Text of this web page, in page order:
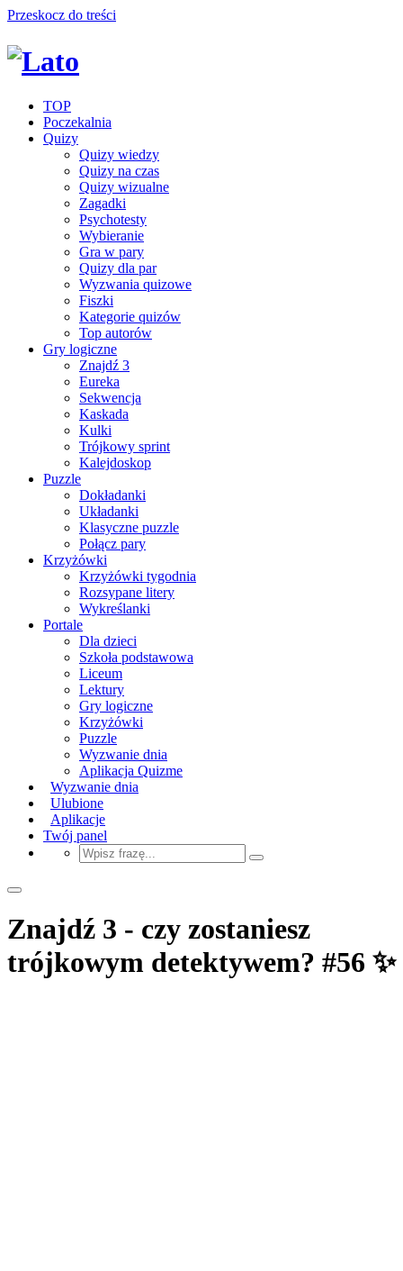
Przeskocz do treści
TOP
Poczekalnia
Quizy
Quizy wiedzy
Quizy na czas
Quizy wizualne
Zagadki
Psychotesty
Wybieranie
Gra w pary
Quizy dla par
Wyzwania quizowe
Fiszki
Kategorie quizów
Top autorów
Gry logiczne
Znajdź 3
Eureka
Sekwencja
Kaskada
Kulki
Trójkowy sprint
Kalejdoskop
Puzzle
Dokładanki
Układanki
Klasyczne puzzle
Połącz pary
Krzyżówki
Krzyżówki tygodnia
Rozsypane litery
Wykreślanki
Portale
Dla dzieci
Szkoła podstawowa
Liceum
Lektury
Gry logiczne
Krzyżówki
Puzzle
Wyzwanie dnia
Aplikacja Quizme
Wyzwanie dnia
Ulubione
Aplikacje
Twój panel
Znajdź 3 - czy zostaniesz
trójkowym detektywem? #56 ✨